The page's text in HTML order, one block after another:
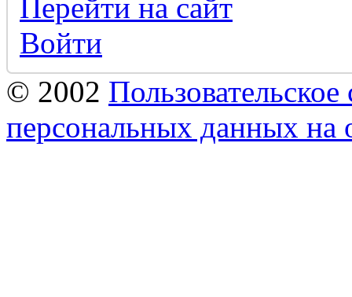
Перейти на сайт
Войти
© 2002
персональных данных на